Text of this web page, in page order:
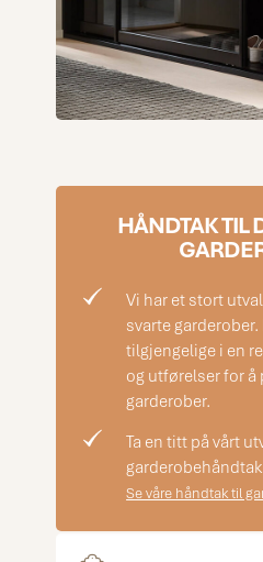
HÅNDTAK TIL
Vi har et stort
svarte
tilgjengelige i en
og utførelser for å
garderober.
Ta en titt på vårt
Se våre håndtak til